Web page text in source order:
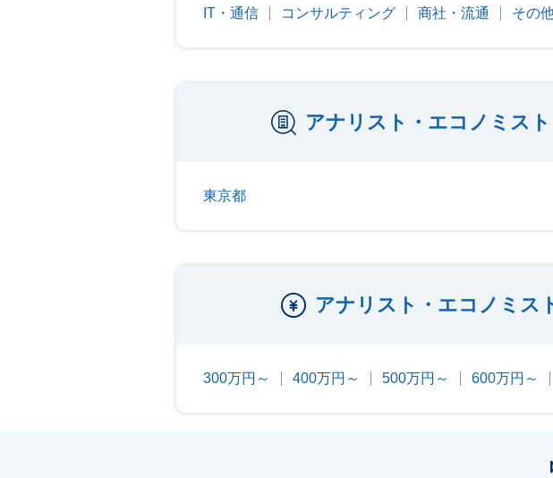
IT・通信 コンサルティング 商社・流通 その
アナリスト・エコノミス
東京都
アナリスト・エコノミス
300万円～ 400万円～ 500万円～ 600万円～